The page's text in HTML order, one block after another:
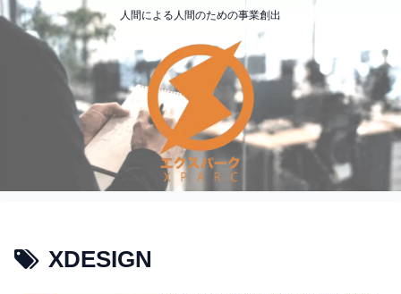
人間による人間のための事業創出
XDESIGN